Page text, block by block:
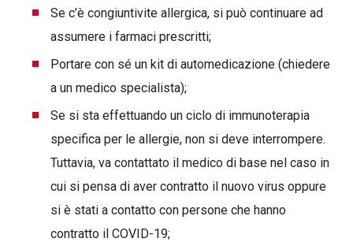
Se c’è congiuntivite allergica, si può continuare ad
assumere i farmaci prescritti;
Portare con sé un kit di automedicazione (chiedere
a un medico specialista);
Se si sta effettuando un ciclo di immunoterapia
specifica per le allergie, non si deve interrompere.
Tuttavia, va contattato il medico di base nel caso in
cui si pensa di aver contratto il nuovo virus oppure
si è stati a contatto con persone che hanno
contratto il COVID-19;